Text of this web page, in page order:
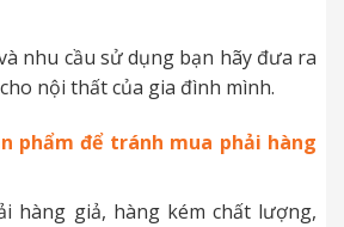
nhu cầu sử dụng bạn hãy đưa ra
nội thất của gia đình mình.
phẩm để tránh mua phải hàng
hàng giả, hàng kém chất lượng,